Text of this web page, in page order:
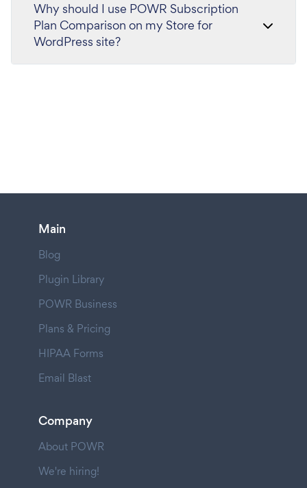
Why should I use POWR Subscription
Plan Comparison on my Store for
WordPress site?
Main
Blog
Plugin Library
POWR Business
Plans & Pricing
HIPAA Forms
Email Blast
Company
About POWR
We're hiring!